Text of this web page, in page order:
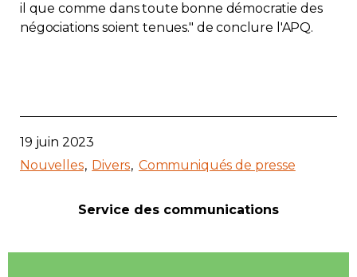
il que comme dans toute bonne démocratie des
négociations soient tenues." de conclure l'APQ.
19 juin 2023
Nouvelles Divers Communiqués de presse
Service des communications